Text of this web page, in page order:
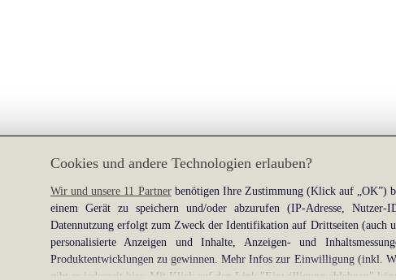
Cookies und andere Technologien erlauben?
Wir und unsere 11 Partnerbenötigen Ihre Zustimmung (Klick auf „OK”)
einem Gerät zu speichern und/oder abzurufen (IP-Adresse, Nutzer-
Datennutzung erfolgt zum Zweck der Identifikation auf Drittseiten (auch
personalisierte Anzeigen und Inhalte, Anzeigen- und
Produktentwicklungen zu gewinnen. Mehr Infos zur Einwilligung (inkl.
gibt es jederzeit hier . Mit Klick auf den Link "Einwilligung ablehnen"